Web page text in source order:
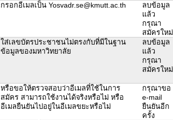
กรอกอีเมลเป็น Yosvadr.se@kmutt.ac.th
ลบข้อมูล
แล้ว
กรุณา
สมัครใหม่
ใส่เลขบัตรประชาชนไม่ตรงกับที่มีในฐาน
ข้อมูลของมหาวิทยาลัย
ลบข้อมูล
แล้ว
กรุณา
สมัครใหม่
หรือขอให้ตรวจสอบว่าอีเมลที่ใช้ในการ
สมัคร สามารถใช้งานได้จริงหรือไม่ หรือ
อีเมลยืนยันไปอยู่ในอีเมลขยะหรือไม่
กรุณาขอ
e-mail
ยืนยันอีก
ครั้ง